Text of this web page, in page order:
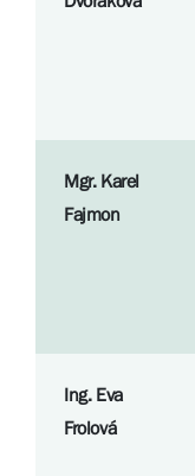
Mgr. Karel
Fajmon
Ing. Eva
Frolová